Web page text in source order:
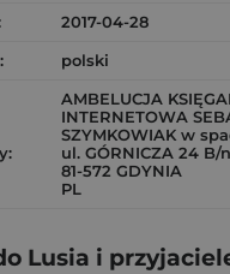
2017-04-28
polski
AMBELUCJA
INTERNETOWA
SZYMKOWIAK w
ul. GÓRNICZA 24 B/
81-572 GDYNIA
PL
Lusia i